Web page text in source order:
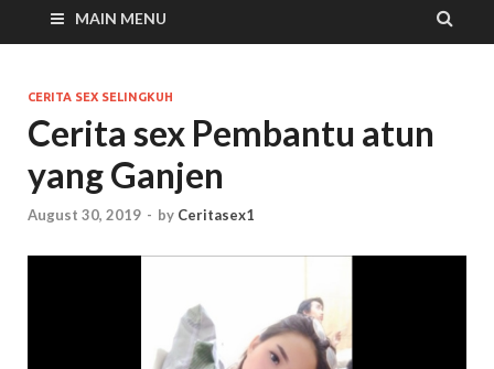
MAIN MENU
CERITA SEX SELINGKUH
Cerita sex Pembantu atun
yang Ganjen
August 30, 2019 - by Ceritasex1